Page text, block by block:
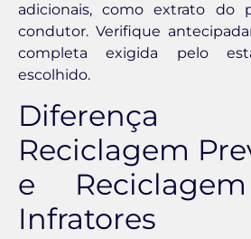
adicionais, como extrato do
condutor. Verifique
completa exigida pelo
escolhido.
Diferença
Reciclagem
e
Infratores